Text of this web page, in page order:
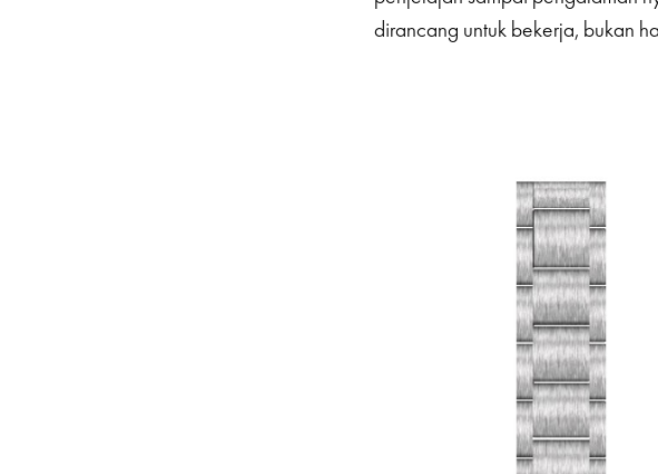
dirancang untuk bekerja, bukan